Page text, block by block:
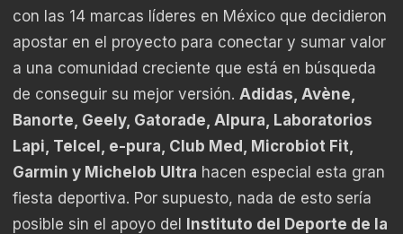
con las 14 marcas líderes en México que decidieron
apostar en el proyecto para conectar y sumar valor
a una comunidad creciente que está en búsqueda
de conseguir su mejor versión. Adidas, Avène,
Banorte, Geely, Gatorade, Alpura, Laboratorios
Lapi, Telcel, e-pura, Club Med, Microbiot Fit,
Garmin y Michelob Ultra hacen especial esta gran
fiesta deportiva. Por supuesto, nada de esto sería
posible sin el apoyo del Instituto del Deporte de la